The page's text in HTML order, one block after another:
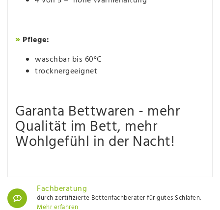
» Pflege:
waschbar bis 60°C
trocknergeeignet
Garanta Bettwaren - mehr
Qualität im Bett, mehr
Wohlgefühl in der Nacht!
Fachberatung
durch zertifizierte Bettenfachberater für gutes Schlafen.
Mehr erfahren